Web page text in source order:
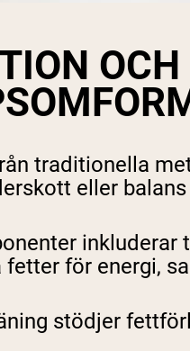
traditionella
eller
inkluderar
fetter för energi,
stödjer